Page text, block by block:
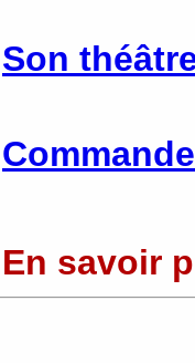
Son
En savoir